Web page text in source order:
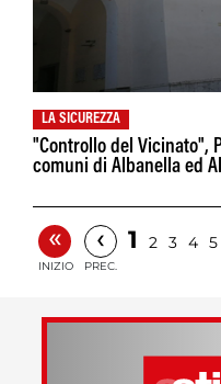
LA SICUREZZA
"Controllo del Vicinato",
comuni di Albanella ed
«
INIZIO
‹
PREC.
1 2 3 4 5